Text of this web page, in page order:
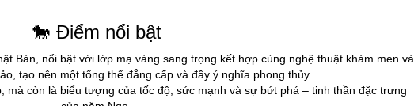
🐎 Điểm nổi bật
Bản, nổi bật với lớp mạ vàng sang trọng kết hợp cùng nghệ thuật khảm men và
tạo nên một tổng thể đẳng cấp và đầy ý nghĩa phong thủy.
mà còn là biểu tượng của tốc độ, sức mạnh và sự bứt phá – tinh thần đặc trưng